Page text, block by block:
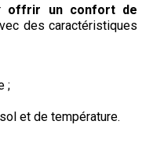
offrir un confort de
des caractéristiques
;
et de température.